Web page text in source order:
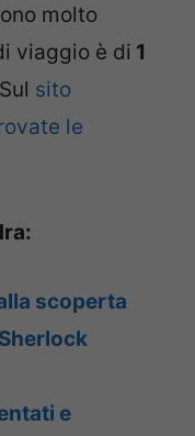
molto
viaggio è di 1
sito
le
scoperta
e